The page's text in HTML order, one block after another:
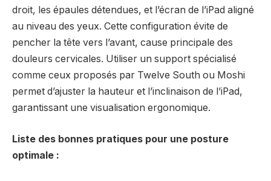
droit, les épaules détendues, et l’écran de l’iPad aligné
au niveau des yeux. Cette configuration évite de
pencher la tête vers l’avant, cause principale des
douleurs cervicales. Utiliser un support spécialisé
comme ceux proposés par Twelve South ou Moshi
permet d’ajuster la hauteur et l’inclinaison de l’iPad,
garantissant une visualisation ergonomique.
Liste des bonnes pratiques pour une posture
optimale :